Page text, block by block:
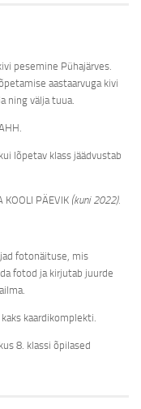
pesemine Pühajärves.
aastaarvuga kivi
ning välja tuua.
lõpetav klass jäädvustab
PÄEVIK (kuni 2022).
fotonäituse, mis
fotod ja kirjutab juurde
kaardikomplekti.
8. klassi õpilased